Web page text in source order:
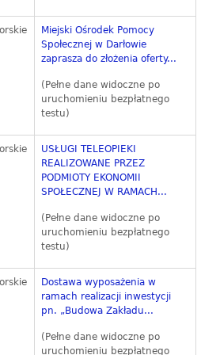
Miejski Ośrodek Pomocy
Społecznej w Darłowie
zaprasza do złożenia oferty...
(Pełne dane widoczne po
uruchomieniu bezpłatnego
testu)
USŁUGI TELEOPIEKI
REALIZOWANE PRZEZ
PODMIOTY EKONOMII
SPOŁECZNEJ W RAMACH...
(Pełne dane widoczne po
uruchomieniu bezpłatnego
testu)
Dostawa wyposażenia w
ramach realizacji inwestycji
pn. „Budowa Zakładu...
(Pełne dane widoczne po
uruchomieniu bezpłatnego